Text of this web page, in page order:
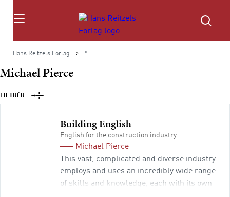
Søg
Hans Reitzels Forlag *
Michael Pierce
FILTRÉR
Building English
English for the construction industry
Michael Pierce
This vast, complicated and diverse industry
employs and uses an incredibly wide range
of skills and knowledge, each with its own